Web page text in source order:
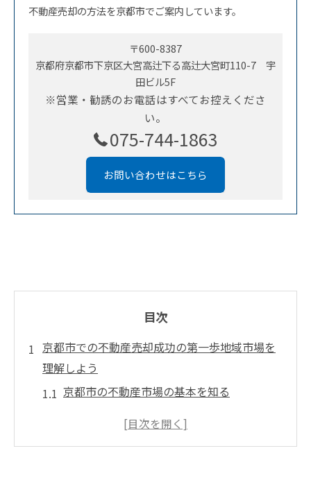
不動産売却の方法を京都市でご案内しています。
〒600-8387
京都府京都市下京区大宮高辻下る高辻大宮町110-7 宇
田ビル5F
※営業・勧誘のお電話はすべてお控えくださ
い。
075-744-1863
お問い合わせはこちら
目次
京都市での不動産売却成功の第一歩地域市場を
理解しよう
京都市の不動産市場の基本を知る
地域特有の価格動向を分析する方法